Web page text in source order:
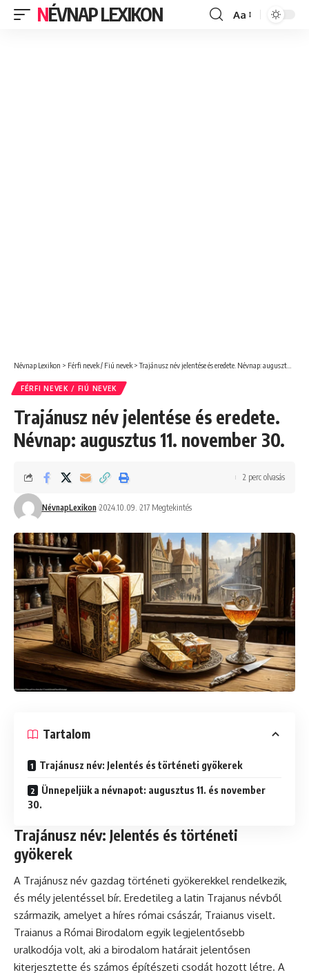
NÉVNAP LEXIKON
Font
Aa
Névnap Lexikon > Férfi nevek / Fiú nevek >Trajánusz név jelentése és eredete. Névnap: augusztus 11. november 30.
FÉRFI NEVEK / FIÚ NEVEK
Trajánusz név jelentése és eredete.
Névnap: augusztus 11. november 30.
NévnapLexikon 2024.10.09. 217 Megtekintés
2 perc olvasás
Tartalom
Trajánusz név: Jelentés és történeti gyökerek
Ünnepeljük a névnapot: augusztus 11. és november
30.
Trajánusz név: Jelentés és történeti
gyökerek
A Trajánusz név gazdag történeti gyökerekkel rendelkezik,
és mély jelentéssel bír. Eredetileg a latin Trajanus névből
származik, amelyet a híres római császár, Traianus viselt.
Traianus a Római Birodalom egyik legjelentősebb
uralkodója volt, aki a birodalom határait jelentősen
kiterjesztette és számos építészeti csodát hozott létre. A